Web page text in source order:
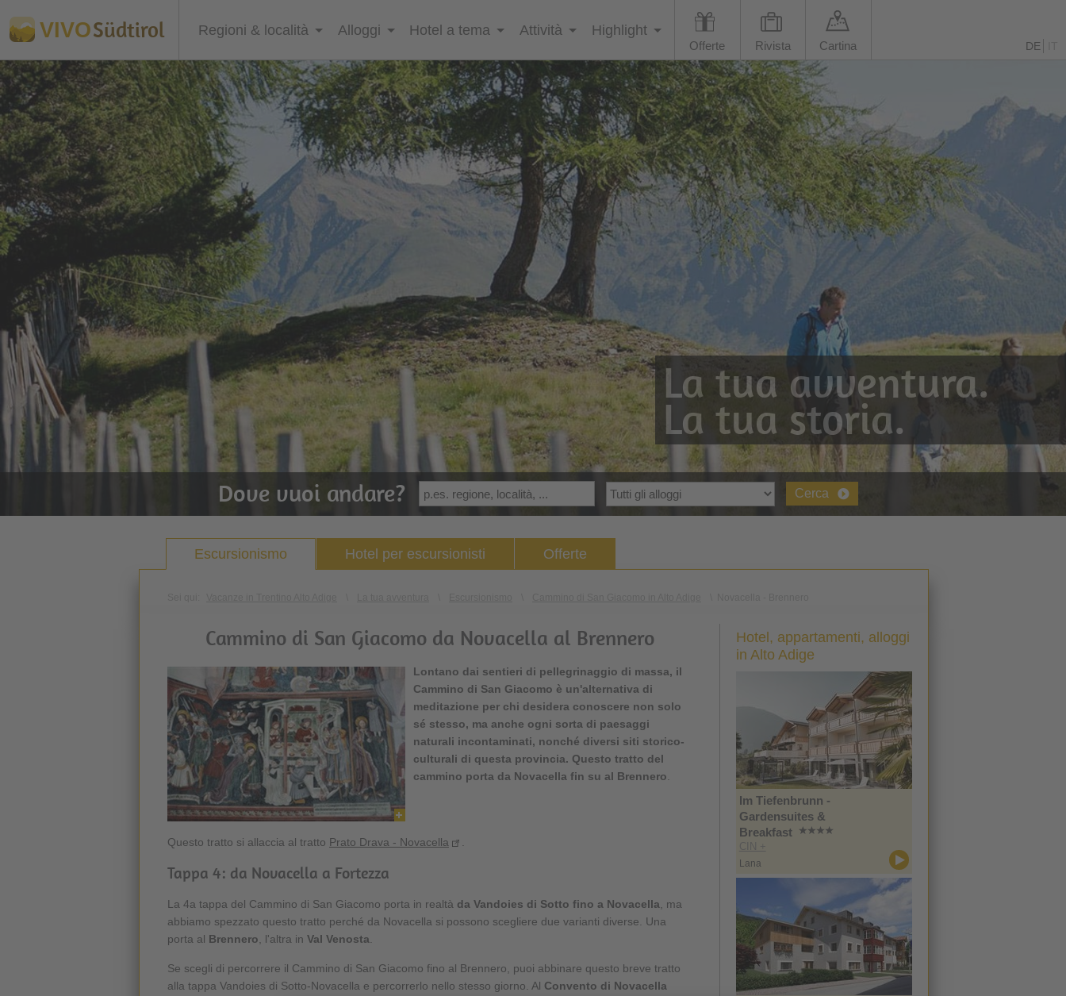
VIVOSüdtirol Regioni & località Alloggi Hotel a tema Attività Highlight
Offerte Rivista Cartina DE
La tua avventura.
La tua storia.
Dove vuoi andare? Cerca
Escursionismo Hotel per escursionisti Offerte
Cammino di San Giacomo da Novacella al Brennero
Lontano dai sentieri di pellegrinaggio di massa, il
Cammino di San Giacomo è un'alternativa di
meditazione per chi desidera conoscere non solo
sé stesso, ma anche ogni sorta di paesaggi
naturali incontaminati, nonché diversi siti storico-
culturali di questa provincia. Questo tratto del
cammino porta da Novacella fin su al Brennero
Questo tratto si allaccia al tratto Prato Drava - Novacella
Tappa 4: da Novacella a Fortezza
La 4a tappa del Cammino di San Giacomo porta in realtà da Vandoies di Sotto fino a Novacella , ma
abbiamo spezzato questo tratto perché da Novacella si possono scegliere due varianti diverse. Una
porta al Brennero , l'altra in Val Venosta
Se scegli di percorrere il Cammino di San Giacomo fino al Brennero, puoi abbinare questo breve tratto
alla tappa Vandoies di Sotto-Novacella e percorrerlo nello stesso giorno. Al Convento di Novacella
Hotel, appartamenti, alloggi
in Alto Adige
Im Tiefenbrunn -
Gardensuites &
Breakfast
CIN +
Lana